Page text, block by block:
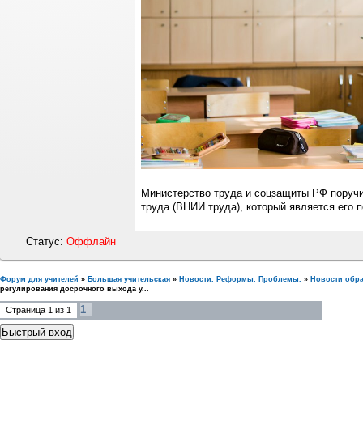
Министерство труда и соцзащиты РФ
труда (ВНИИ труда), который является
Статус:Оффлайн
Форум для учителей » Большая учительская » Новости. Реформы. Проблемы. » Новости
регулирования досрочного выхода у...
Страница 1 из 1 1